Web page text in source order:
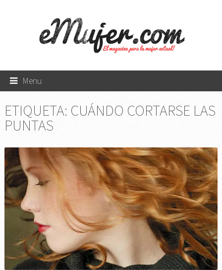
Menu
ETIQUETA: CUÁNDO CORTARSE LAS
PUNTAS